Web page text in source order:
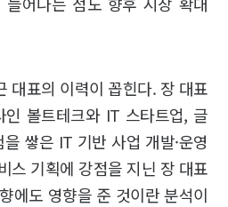
대표의 이력이 꼽힌다. 장 대표
인 볼트테크와 IT 스타트업, 글
쌓은 IT 기반 사업 개발·운영
스 기획에 강점을 지닌 장 대표
에도 영향을 준 것이란 분석이